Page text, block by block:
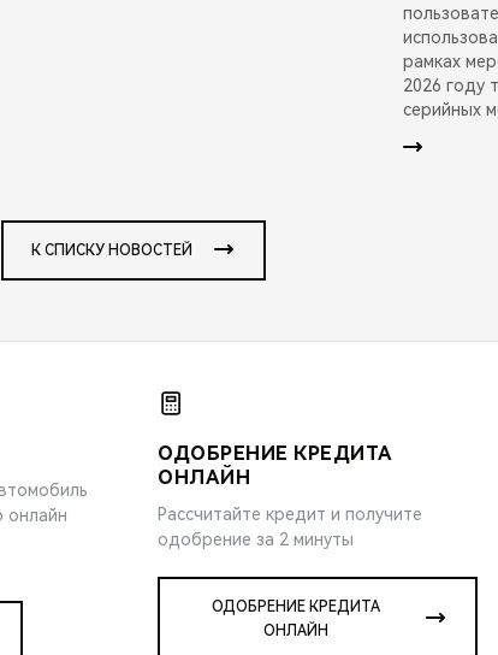
рамках
2026 году
серийных
К СПИСКУ НОВОСТЕЙ
онлайн
ОДОБРЕНИЕ КРЕДИТА
ОНЛАЙН
Рассчитайте кредит и получите
одобрение за 2 минуты
ОДОБРЕНИЕ КРЕДИТА
ОНЛАЙН